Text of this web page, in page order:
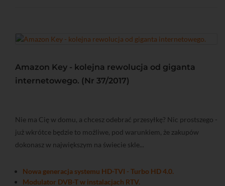
Amazon Key - kolejna rewolucja od giganta
internetowego. (Nr 37/2017)
Nie ma Cię w domu, a chcesz odebrać przesyłkę? Nic prostszego -
już wkrótce będzie to możliwe, pod warunkiem, że zakupów
dokonasz w największym na świecie skle...
Nowa generacja systemu HD-TVI - Turbo HD 4.0.
Modulator DVB-T w instalacjach RTV.